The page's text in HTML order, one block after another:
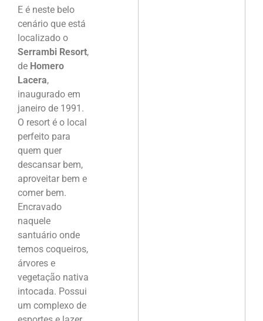
E é neste belo
cenário que está
localizado o
Serrambi Resort,
de Homero
Lacera,
inaugurado em
janeiro de 1991.
O resort é o local
perfeito para
quem quer
descansar bem,
aproveitar bem e
comer bem.
Encravado
naquele
santuário onde
temos coqueiros,
árvores e
vegetação nativa
intocada. Possui
um complexo de